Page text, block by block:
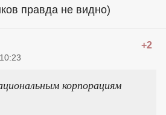
правда не видно)
+2
корпорациям